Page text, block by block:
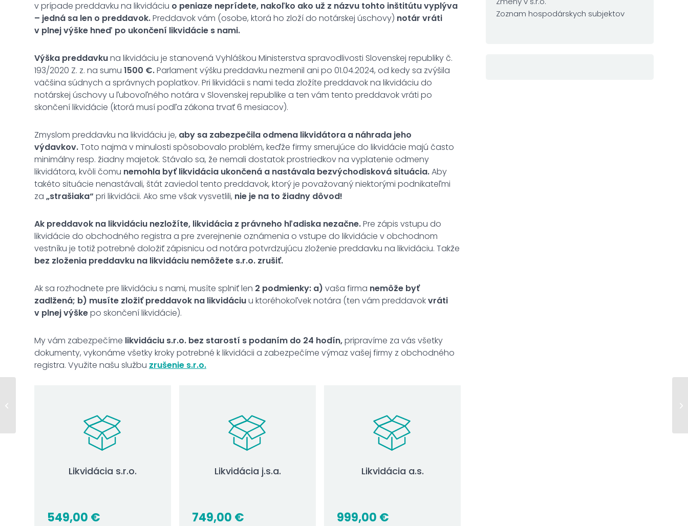
v prípade preddavku na likvidáciu o peniaze neprídete, nakoľko ako už z názvu tohto inštitútu vyplýva
– jedná sa len o preddavok.Preddavok vám (osobe, ktorá ho zloží do notárskej úschovy) notár vráti
v plnej výške hneď po ukončení likvidácie s nami.
Výška preddavkuna likvidáciu je stanovená Vyhláškou Ministerstva spravodlivosti Slovenskej republiky č.
193/2020 Z. z. na sumu 1500 €.Parlament výšku preddavku nezmenil ani po 01.04.2024, od kedy sa zvýšila
väčšina súdnych a správnych poplatkov. Pri likvidácii s nami teda zložíte preddavok na likvidáciu do
notárskej úschovy u ľubovoľného notára v Slovenskej republike a ten vám tento preddavok vráti po
skončení likvidácie (ktorá musí podľa zákona trvať 6 mesiacov).
Zmyslom preddavku na likvidáciu je, aby sa zabezpečila odmena likvidátora a náhrada jeho
výdavkov.Toto najmä v minulosti spôsobovalo problém, keďže firmy smerujúce do likvidácie majú často
minimálny resp. žiadny majetok. Stávalo sa, že nemali dostatok prostriedkov na vyplatenie odmeny
likvidátora, kvôli čomu nemohla byť likvidácia ukončená a nastávala bezvýchodisková situácia.Aby
takéto situácie nenastávali, štát zaviedol tento preddavok, ktorý je považovaný niektorými podnikateľmi
za „strašiaka“ pri likvidácii. Ako sme však vysvetlili, nie je na to žiadny dôvod!
Ak preddavok na likvidáciu nezložíte, likvidácia z právneho hľadiska nezačne.Pre zápis vstupu do
likvidácie do obchodného registra a pre zverejnenie oznámenia o vstupe do likvidácie v obchodnom
vestníku je totiž potrebné doložiť zápisnicu od notára potvrdzujúcu zloženie preddavku na likvidáciu. Takže
bez zloženia preddavku na likvidáciu nemôžete s.r.o. zrušiť.
Ak sa rozhodnete pre likvidáciu s nami, musíte splniť len 2 podmienky: a) vaša firma nemôže byť
zadlžená; b) musíte zložiť preddavok na likvidáciuu ktoréhokoľvek notára (ten vám preddavokvráti
v plnej výškepo skončení likvidácie).
My vám zabezpečíme likvidáciu s.r.o. bez starostí s podaním do 24 hodín,pripravíme za vás všetky
dokumenty, vykonáme všetky kroky potrebné k likvidácii a zabezpečíme výmaz vašej firmy z obchodného
registra. Využite našu službu zrušenie s.r.o.
Likvidácia s.r.o.
549,00 €
Likvidácia j.s.a.
749,00 €
Likvidácia a.s.
999,00 €
Zoznam hospodárskych subjektov